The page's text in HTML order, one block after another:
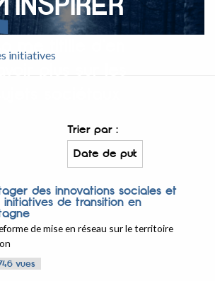
me titille d'en
initiatives
Trier par :
des innovations sociales et
initiatives de transition en
de mise en réseau sur le territoire
vues